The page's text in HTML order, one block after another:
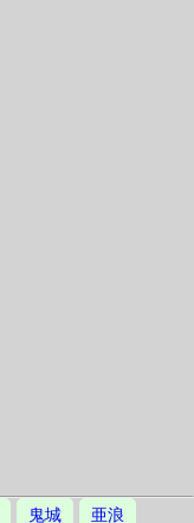
鬼城 亜浪